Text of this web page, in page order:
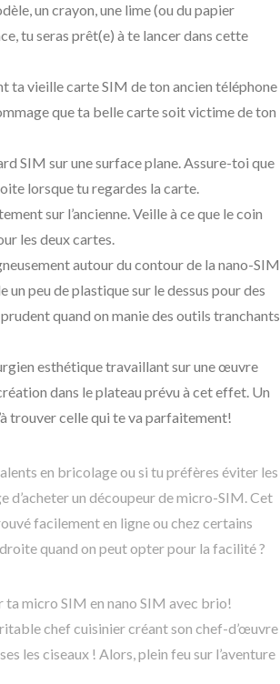
un crayon, une lime (ou du papier
tu seras prêt(e) à te lancer dans cette
ta vieille carte SIM de ton ancien téléphone
que ta belle carte soit victime de ton
SIM sur une surface plane. Assure-toi que
lorsque tu regardes la carte.
sur l’ancienne. Veille à ce que le coin
les deux cartes.
autour du contour de la nano-SIM
peu de plastique sur le dessus pour des
quand on manie des outils tranchants
esthétique travaillant sur une œuvre
dans le plateau prévu à cet effet. Un
trouver celle qui te va parfaitement!
en bricolage ou si tu préfères éviter les
d’acheter un découpeur de micro-SIM. Cet
facilement en ligne ou chez certains
quand on peut opter pour la facilité ?
micro SIM en nano SIM avec brio!
chef cuisinier créant son chef-d’œuvre
les ciseaux ! Alors, plein feu sur l’aventure